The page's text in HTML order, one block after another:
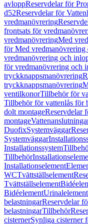
avloppReservdelar för
d52Reservdelar för
vredmanövrering
frontsats för
vredmanövreringMed
för Med vredmanövrering
vredmanövrering och
för vredmanövrering och
tryckknappsmanövrering
tryckknappsmanövrering
ventilkonorTillbehör för
Tillbehör för vattenlås för
dolt montageReservdelar
montage
DuofixSystemväggar
Systemväggar
Installationssystem
Tillbehör
Installationselement
WCTvättställselement
Tvättställselement
BidéelementUrinalelement
belastningarReservdelar
belastningarTillbehör
cisternerSynliga cisterner